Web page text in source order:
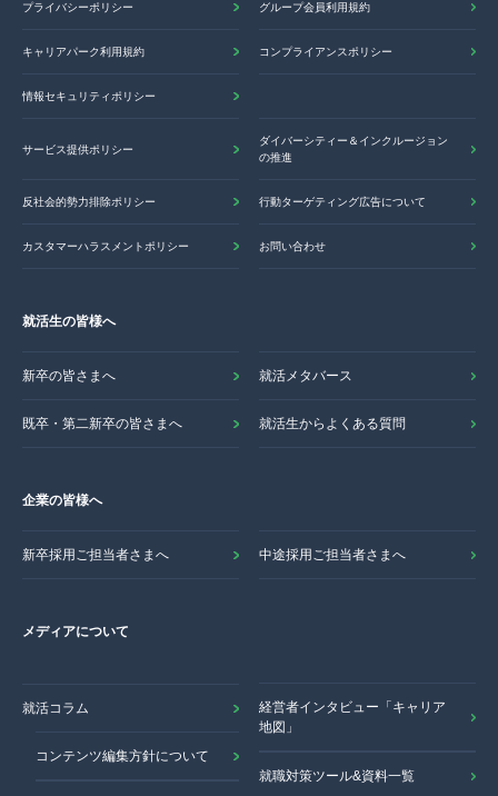
プライバシーポリシー グループ会員利用規約
キャリアパーク利用規約 コンプライアンスポリシー
情報セキュリティポリシー
サービス提供ポリシー
ダイバーシティー＆インクルージョン
の推進
反社会的勢力排除ポリシー 行動ターゲティング広告について
カスタマーハラスメントポリシー お問い合わせ
就活生の皆様へ
新卒の皆さまへ 就活メタバース
既卒・第二新卒の皆さまへ 就活生からよくある質問
企業の皆様へ
新卒採用ご担当者さまへ 中途採用ご担当者さまへ
メディアについて
就活コラム
コンテンツ編集方針について
経営者インタビュー「キャリア
地図」
就職対策ツール&資料一覧